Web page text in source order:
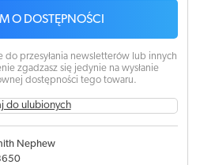
O DOSTĘPNOŚCI
do przesyłania newsletterów lub innych
zgadzasz się jedynie na wysłanie
dostępności tego towaru.
do ulubionych
Nephew